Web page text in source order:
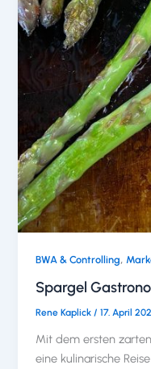
BWA & Controlling,
Spargel
Rene Kaplick/17. April
Mit dem ersten
eine kulinarische